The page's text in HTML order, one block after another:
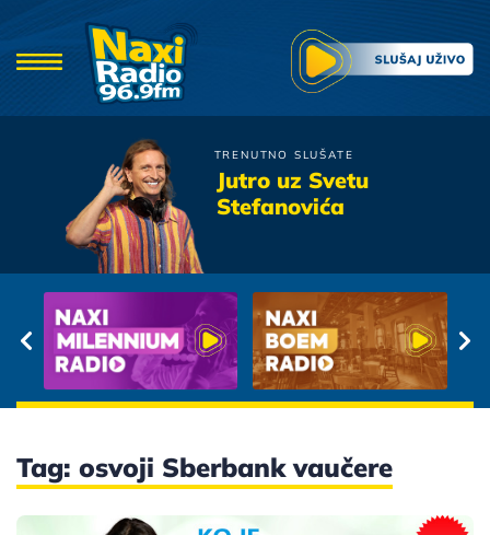
TRENUTNO SLUŠATE
Jutro uz Svetu
Stefanovića
Zeljko Samardzic
Tag: osvoji Sberbank vaučere